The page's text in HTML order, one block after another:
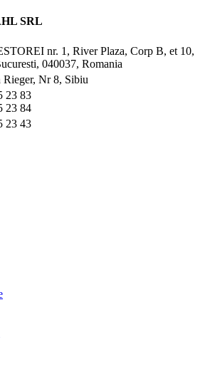
SRL
nr. 1, River Plaza, Corp B, et 10,
040037, Romania
Rieger, Nr 8, Sibiu
23 83
23 84
23 43